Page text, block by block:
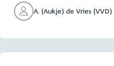
A. (Aukje) de Vries (VVD)